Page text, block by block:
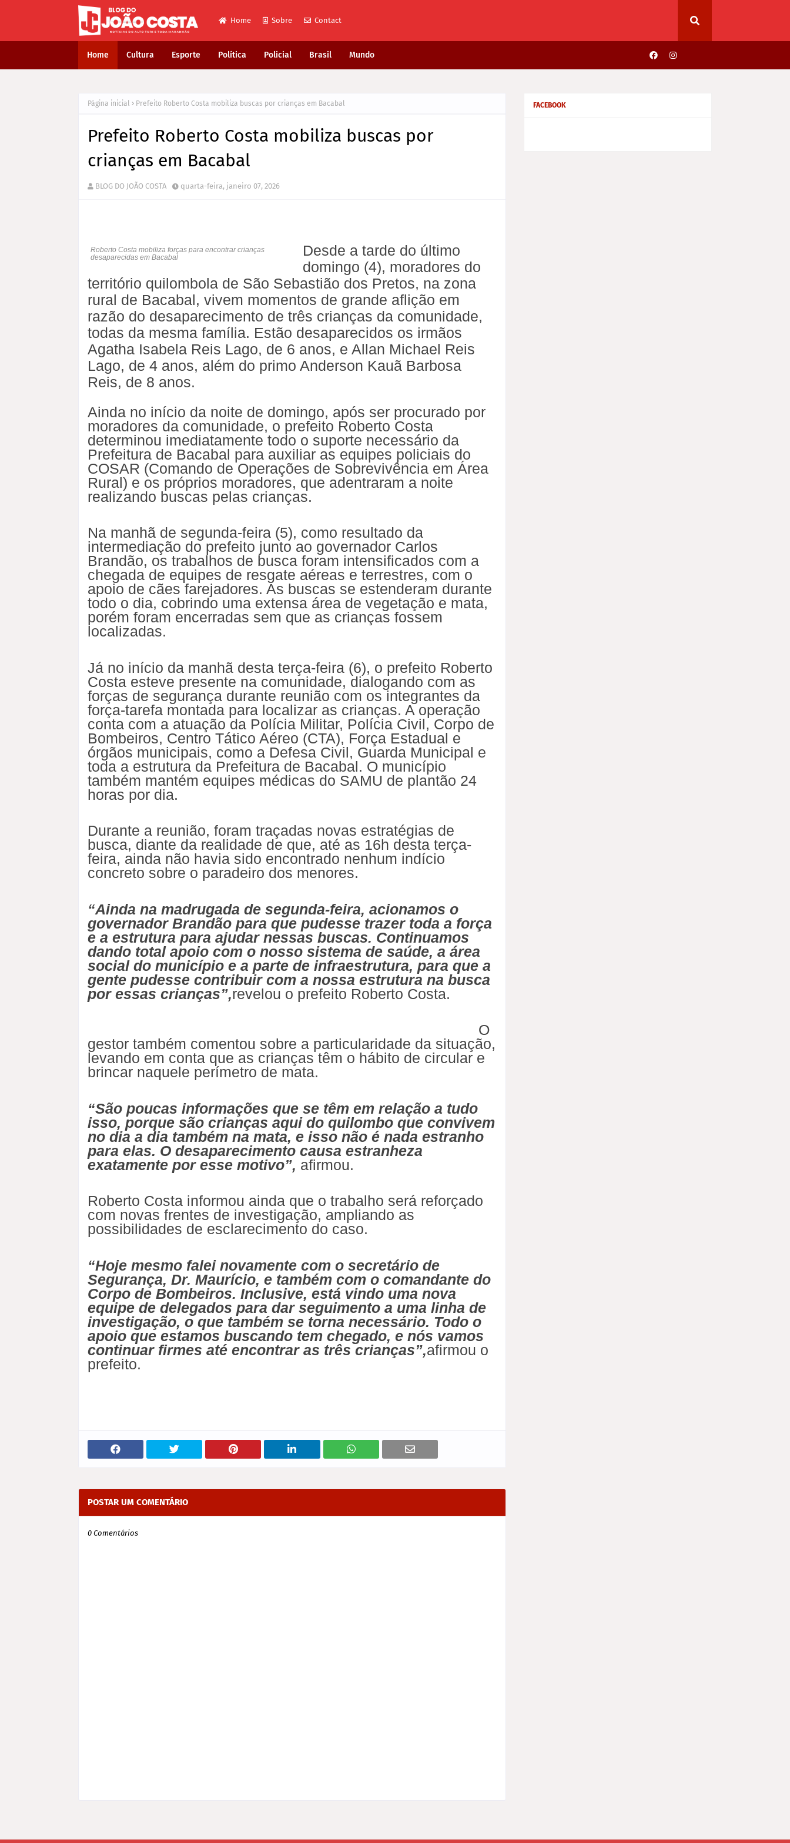
Home Sobre Contact
Home Cultura Esporte Política Policial Brasil Mundo
Página inicial Prefeito Roberto Costa mobiliza buscas por crianças em Bacabal
Prefeito Roberto Costa mobiliza buscas por
crianças em Bacabal
BLOG DO JOÃO COSTA quarta-feira, janeiro 07, 2026
Roberto Costa mobiliza forças para encontrar crianças
desaparecidas em Bacabal
Desde a tarde do último
domingo (4), moradores do
território quilombola de São Sebastião dos Pretos, na zona
rural de Bacabal, vivem momentos de grande aflição em
razão do desaparecimento de três crianças da comunidade,
todas da mesma família. Estão desaparecidos os irmãos
Agatha Isabela Reis Lago, de 6 anos, e Allan Michael Reis
Lago, de 4 anos, além do primo Anderson Kauã Barbosa
Reis, de 8 anos.
Ainda no início da noite de domingo, após ser procurado por
moradores da comunidade, o prefeito Roberto Costa
determinou imediatamente todo o suporte necessário da
Prefeitura de Bacabal para auxiliar as equipes policiais do
COSAR (Comando de Operações de Sobrevivência em Área
Rural) e os próprios moradores, que adentraram a noite
realizando buscas pelas crianças.
Na manhã de segunda-feira (5), como resultado da
intermediação do prefeito junto ao governador Carlos
Brandão, os trabalhos de busca foram intensificados com a
chegada de equipes de resgate aéreas e terrestres, com o
apoio de cães farejadores. As buscas se estenderam durante
todo o dia, cobrindo uma extensa área de vegetação e mata,
porém foram encerradas sem que as crianças fossem
localizadas.
Já no início da manhã desta terça-feira (6), o prefeito Roberto
Costa esteve presente na comunidade, dialogando com as
forças de segurança durante reunião com os integrantes da
força-tarefa montada para localizar as crianças. A operação
conta com a atuação da Polícia Militar, Polícia Civil, Corpo de
Bombeiros, Centro Tático Aéreo (CTA), Força Estadual e
órgãos municipais, como a Defesa Civil, Guarda Municipal e
toda a estrutura da Prefeitura de Bacabal. O município
também mantém equipes médicas do SAMU de plantão 24
horas por dia.
Durante a reunião, foram traçadas novas estratégias de
busca, diante da realidade de que, até as 16h desta terça-
feira, ainda não havia sido encontrado nenhum indício
concreto sobre o paradeiro dos menores.
“Ainda na madrugada de segunda-feira, acionamos o
governador Brandão para que pudesse trazer toda a força
e a estrutura para ajudar nessas buscas. Continuamos
dando total apoio com o nosso sistema de saúde, a área
social do município e a parte de infraestrutura, para que a
gente pudesse contribuir com a nossa estrutura na busca
por essas crianças”,revelou o prefeito Roberto Costa.
O
gestor também comentou sobre a particularidade da situação,
levando em conta que as crianças têm o hábito de circular e
brincar naquele perímetro de mata.
“São poucas informações que se têm em relação a tudo
isso, porque são crianças aqui do quilombo que convivem
no dia a dia também na mata, e isso não é nada estranho
para elas. O desaparecimento causa estranheza
exatamente por esse motivo”, afirmou.
Roberto Costa informou ainda que o trabalho será reforçado
com novas frentes de investigação, ampliando as
possibilidades de esclarecimento do caso.
“Hoje mesmo falei novamente com o secretário de
Segurança, Dr. Maurício, e também com o comandante do
Corpo de Bombeiros. Inclusive, está vindo uma nova
equipe de delegados para dar seguimento a uma linha de
investigação, o que também se torna necessário. Todo o
apoio que estamos buscando tem chegado, e nós vamos
continuar firmes até encontrar as três crianças”,afirmou o
prefeito.
POSTAR UM COMENTÁRIO
0 Comentários
FACEBOOK